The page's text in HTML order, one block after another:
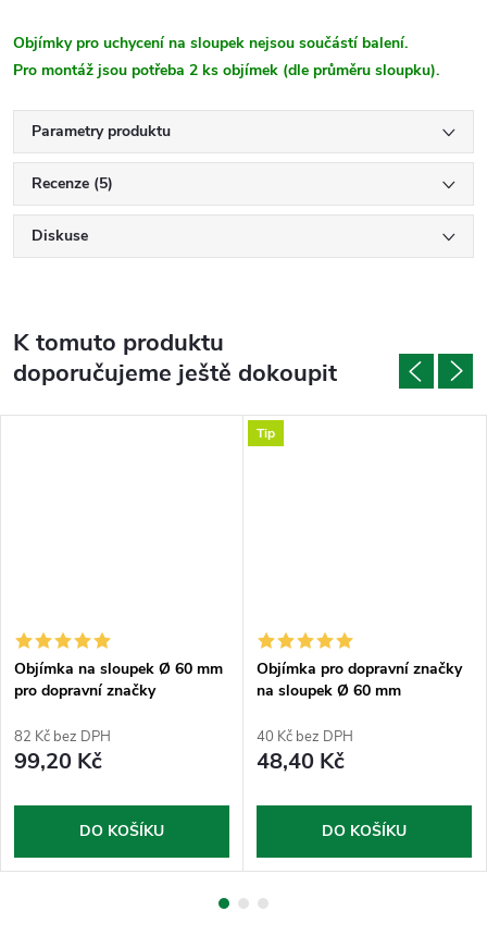
Objímky pro uchycení na sloupek nejsou součástí balení.
Pro montáž jsou potřeba 2 ks objímek (dle průměru sloupku).
Parametry produktu
Recenze (5)
Diskuse
K tomuto produktu
doporučujeme ještě dokoupit
Objímka na sloupek Ø 60 mm
pro dopravní značky
82 Kč bez DPH
99,20 Kč
DO KOŠÍKU
Tip
Objímka pro dopravní značky
na sloupek Ø 60 mm
40 Kč bez DPH
48,40 Kč
DO KOŠÍKU